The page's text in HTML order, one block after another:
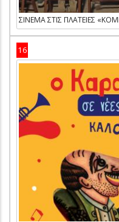
ΣΙΝΕΜΑ ΣΤΙΣ ΠΛΑΤΕΙΕΣ
16